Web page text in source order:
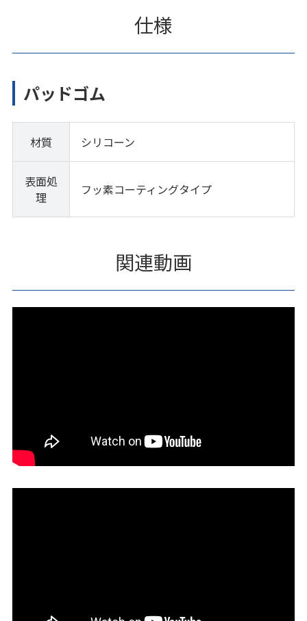
仕様
パッドゴム
材質 シリコーン
表面処
理
フッ素コーティングタイプ
関連動画